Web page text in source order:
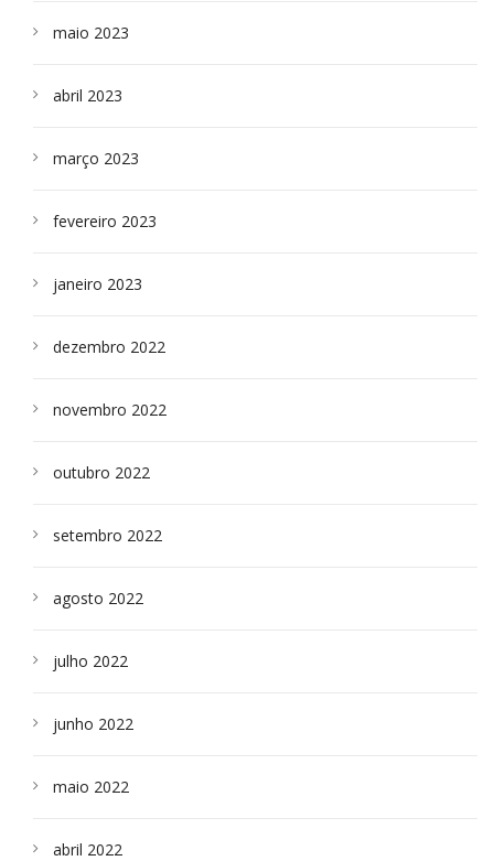
maio 2023
abril 2023
março 2023
fevereiro 2023
janeiro 2023
dezembro 2022
novembro 2022
outubro 2022
setembro 2022
agosto 2022
julho 2022
junho 2022
maio 2022
abril 2022